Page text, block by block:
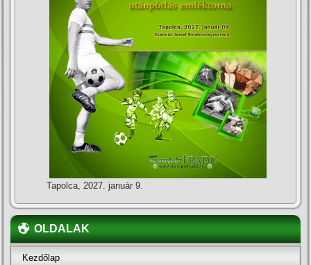
Tapolca, 2027. január 9.
OLDALAK
Kezdőlap